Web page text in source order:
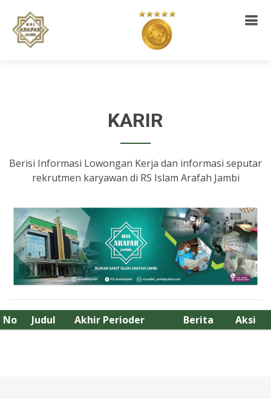
KARIR
Berisi Informasi Lowongan Kerja dan informasi seputar
rekrutmen karyawan di RS Islam Arafah Jambi
No Judul Akhir Perioder Berita Aksi